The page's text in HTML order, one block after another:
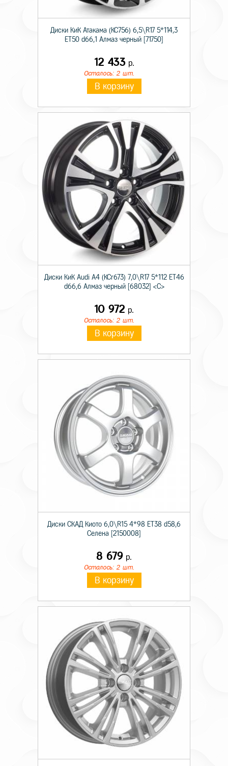
Диски КиК Атакама (КС756) 6,5\R17 5*114,3
ET50 d66,1 Алмаз черный [71750]
12 433р.
Осталось: 2 шт.
В корзину
Диски КиК Audi A4 (КСr673) 7,0\R17 5*112 ET46
d66,6 Алмаз черный [68032] <С>
10 972 р.
Осталось: 2 шт.
В корзину
Диски СКАД Киото 6,0\R15 4*98 ET38 d58,6
Селена [2150008]
8 679 р.
Осталось: 2 шт.
В корзину